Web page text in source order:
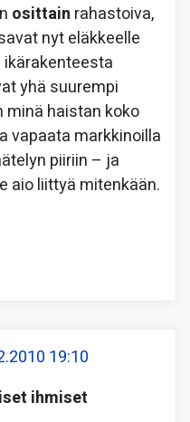
osittain rahastoiva,
nyt eläkkeelle
ikärakenteesta
yhä suurempi
haistan koko
vapaata markkinoilla
piiriin – ja
aio liittyä mitenkään.
19:10
ihmiset